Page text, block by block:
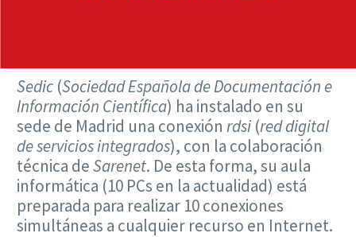
Sedic (Sociedad Española de Documentación e
Información Científica) ha instalado en su
sede de Madrid una conexión rdsi (red digital
de servicios integrados), con la colaboración
técnica deSarenet. De esta forma, su aula
informática (10 PCs en la actualidad) está
preparada para realizar 10 conexiones
simultáneas a cualquier recurso en Internet.